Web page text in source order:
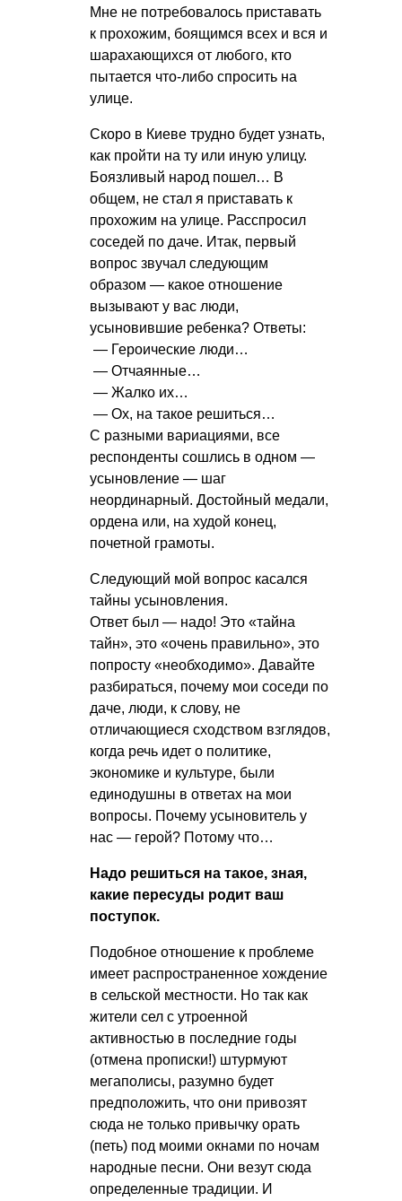
Мне не потребовалось приставать
к прохожим, боящимся всех и вся и
шарахающихся от любого, кто
пытается что-либо спросить на
улице.
Скоро в Киеве трудно будет узнать,
как пройти на ту или иную улицу.
Боязливый народ пошел… В
общем, не стал я приставать к
прохожим на улице. Расспросил
соседей по даче. Итак, первый
вопрос звучал следующим
образом — какое отношение
вызывают у вас люди,
усыновившие ребенка? Ответы:
— Героические люди…
— Отчаянные…
— Жалко их…
— Ох, на такое решиться…
С разными вариациями, все
респонденты сошлись в одном —
усыновление — шаг
неординарный. Достойный медали,
ордена или, на худой конец,
почетной грамоты.
Следующий мой вопрос касался
тайны усыновления.
Ответ был — надо! Это «тайна
тайн», это «очень правильно», это
попросту «необходимо». Давайте
разбираться, почему мои соседи по
даче, люди, к слову, не
отличающиеся сходством взглядов,
когда речь идет о политике,
экономике и культуре, были
единодушны в ответах на мои
вопросы. Почему усыновитель у
нас — герой? Потому что…
Надо решиться на такое, зная,
какие пересуды родит ваш
поступок.
Подобное отношение к проблеме
имеет распространенное хождение
в сельской местности. Но так как
жители сел с утроенной
активностью в последние годы
(отмена прописки!) штурмуют
мегаполисы, разумно будет
предположить, что они привозят
сюда не только привычку орать
(петь) под моими окнами по ночам
народные песни. Они везут сюда
определенные традиции. И